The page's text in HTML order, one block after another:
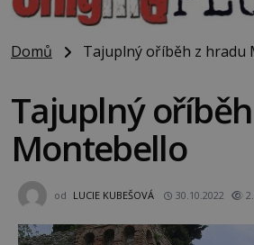
Domů Tajuplný oříběh z hradu
Tajuplný
Montebello
od LUCIE KUBEŠOVÁ 30.10.2022